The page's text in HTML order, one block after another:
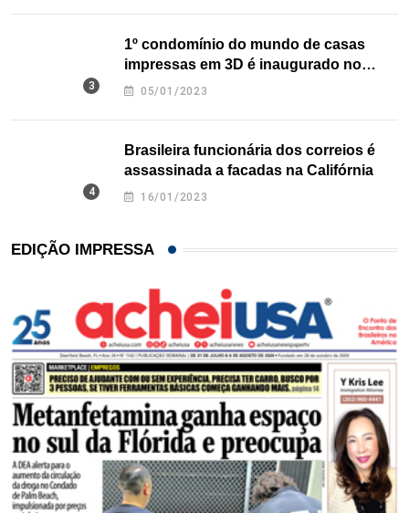
1º condomínio do mundo de casas
impressas em 3D é inaugurado no
Texas
05/01/2023
Brasileira funcionária dos correios é
assassinada a facadas na Califórnia
16/01/2023
EDIÇÃO IMPRESSA